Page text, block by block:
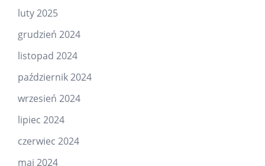
luty 2025
grudzień 2024
listopad 2024
październik 2024
wrzesień 2024
lipiec 2024
czerwiec 2024
maj 2024